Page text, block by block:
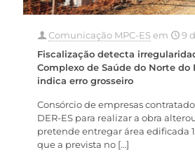
Comunicação MPC-ESem
9
Fiscalização detecta
Complexo de Saúde do Norte do
indica erro grosseiro
Consórcio de empresas
DER-ES para realizar a obra
pretende entregar área edificada
que a prevista no […]